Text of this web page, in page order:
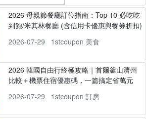
2026 母親節餐廳訂位指南：Top 10 必吃吃
到飽/米其林餐廳 (含信用卡優惠與餐券折扣)
2026-07-29
1stcoupon 美食
2026 韓國自由行終極攻略｜首爾釜山濟州
比較＋機票住宿優惠碼，一篇搞定省萬元
2026-07-29
1stcoupon 訂房